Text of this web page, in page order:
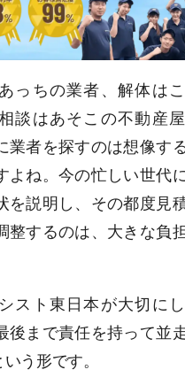
っちの業者、解体は
談はあそこの不動産
業者を探すのは想像す
よね。今の忙しい世代に
を説明し、その都度見
整するのは、大きな負
スト東日本が大切に
後まで責任を持って並
う形です。